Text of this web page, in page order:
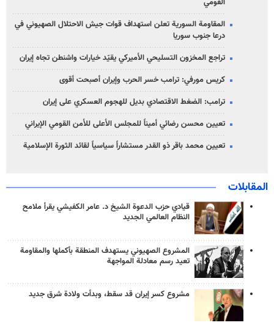
القومي
المقاومة السورية تعلن استهداف قوات جيش الاحتلال الصهيوني في
درعا جنوب سوريا
تراجع المخزون التسليحي الأميركي يقيّد خيارات واشنطن تجاه إيران
كريس مورفي: ترامب خسر الحرب وإيران أصبحت أقوى
ترامب: الضغط الاقتصادي بديل للهجوم العسكري على إيران
تعيين محسن رضائي أميناً للمجلس الأعلى للأمن القومي الإيراني
تعيين محمد باقر ذو القدر مستشاراً سياسياً لقائد الثورة الإسلامية
المقابلات
قيادي حزب الدعوة الشيخ د. عامر الكفيشي يقرأ ملامح
النظام العالمي الجديد
المشروع الصهيوني يستهدف المنطقة بأكملها والمقاومة
تعيد رسم معادلة المواجهة
مشروع كسر إيران قد سقط، وبدأت ولادة شرق جديد